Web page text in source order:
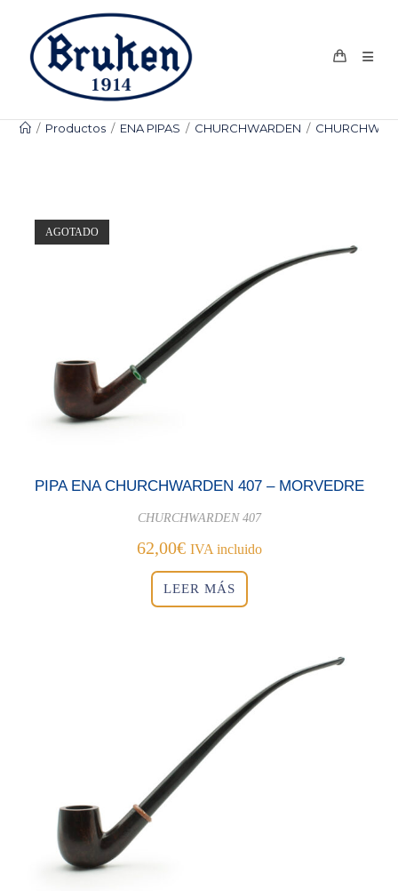
contenido
/ Productos / ENA PIPAS / CHURCHWARDEN /
AGOTADO
PIPA ENA CHURCHWARDEN 407 – MORVEDRE
CHURCHWARDEN 407
62,00€ IVA incluido
LEER MÁS